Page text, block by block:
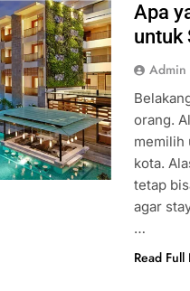
Apa
untuk
Admin
orang.
memilih
kota.
tetap
agar
…
Read Full